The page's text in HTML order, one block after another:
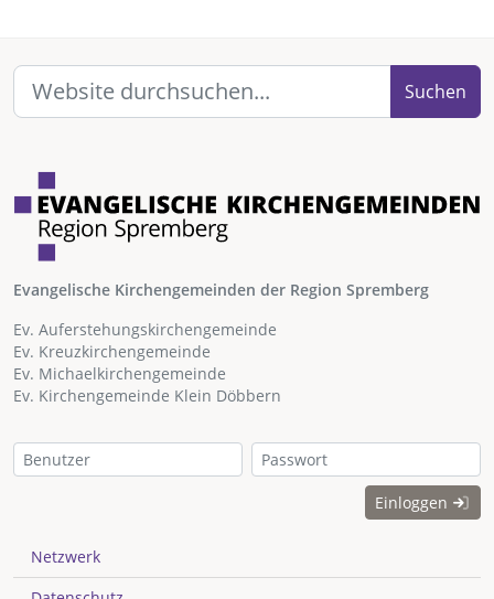
Suchen
Evangelische Kirchengemeinden der Region Spremberg
Ev. Auferstehungskirchengemeinde
Ev. Kreuzkirchengemeinde
Ev. Michaelkirchengemeinde
Ev. Kirchengemeinde Klein Döbbern
Einloggen
Netzwerk